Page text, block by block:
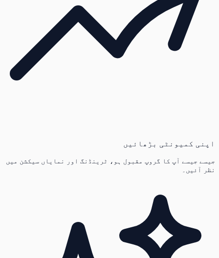
اپنی کمیونٹی بڑھائیں
جیسے جیسے آپ کا گروپ مقبول ہو، ٹرینڈنگ اور نمایاں سیکشن میں
نظر آئیں۔